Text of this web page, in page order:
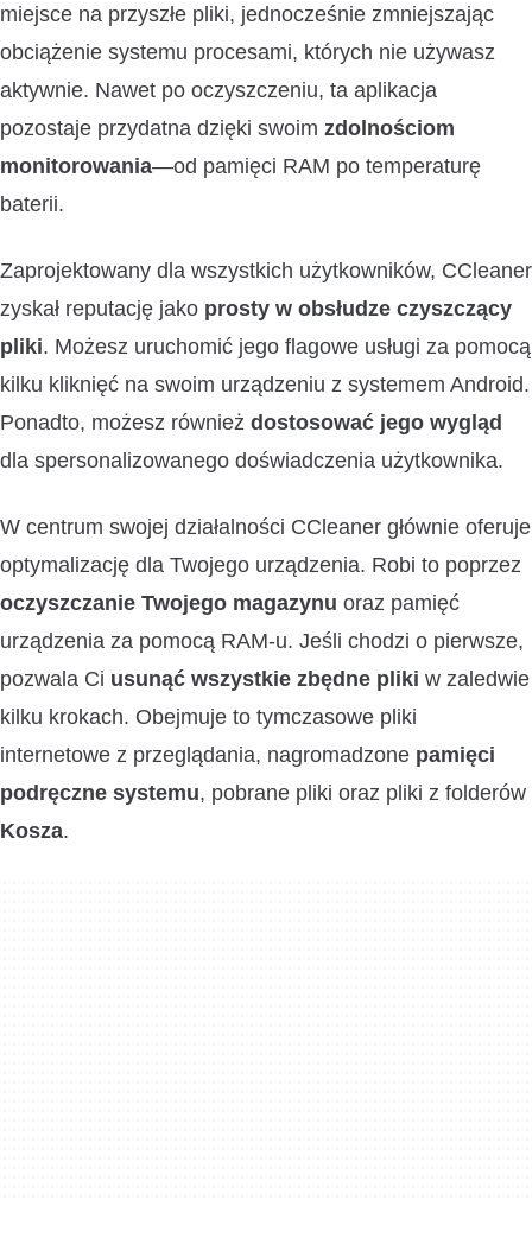
miejsce na przyszłe pliki, jednocześnie zmniejszając
obciążenie systemu procesami, których nie używasz
aktywnie. Nawet po oczyszczeniu, ta aplikacja
pozostaje przydatna dzięki swoim zdolnościom
monitorowania—od pamięci RAM po temperaturę
baterii.
Zaprojektowany dla wszystkich użytkowników, CCleaner
zyskał reputację jako prosty w obsłudze czyszczący
pliki. Możesz uruchomić jego flagowe usługi za pomocą
kilku kliknięć na swoim urządzeniu z systemem Android.
Ponadto, możesz również dostosować jego wygląd
dla spersonalizowanego doświadczenia użytkownika.
W centrum swojej działalności CCleaner głównie oferuje
optymalizację dla Twojego urządzenia. Robi to poprzez
oczyszczanie Twojego magazynu oraz pamięć
urządzenia za pomocą RAM-u. Jeśli chodzi o pierwsze,
pozwala Ci usunąć wszystkie zbędne pliki w zaledwie
kilku krokach. Obejmuje to tymczasowe pliki
internetowe z przeglądania, nagromadzone pamięci
podręczne systemu, pobrane pliki oraz pliki z folderów
Kosza.